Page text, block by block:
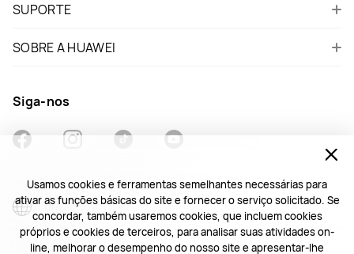
Usamos cookies e ferramentas semelhantes necessárias para
ativar as funções básicas do site e fornecer o serviço solicitado. Se
concordar, também usaremos cookies, que incluem cookies
próprios e cookies de terceiros, para analisar suas atividades on-
line, melhorar o desempenho do nosso site e apresentar-lhe
SUPORTE
SOBRE A HUAWEI
Siga-nos
Brazil - Português